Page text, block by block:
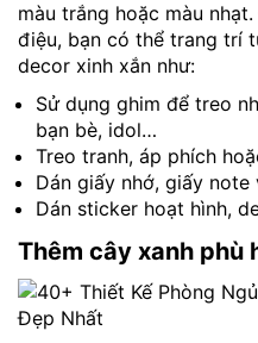
màu trắng hoặc màu
điệu, bạn có thể trang trí
decor xinh xắn như:
Sử dụng ghim để treo
bạn bè, idol…
Treo tranh, áp phích
Dán giấy nhớ, giấy
Dán sticker hoạt hình,
Thêm cây xanh phù